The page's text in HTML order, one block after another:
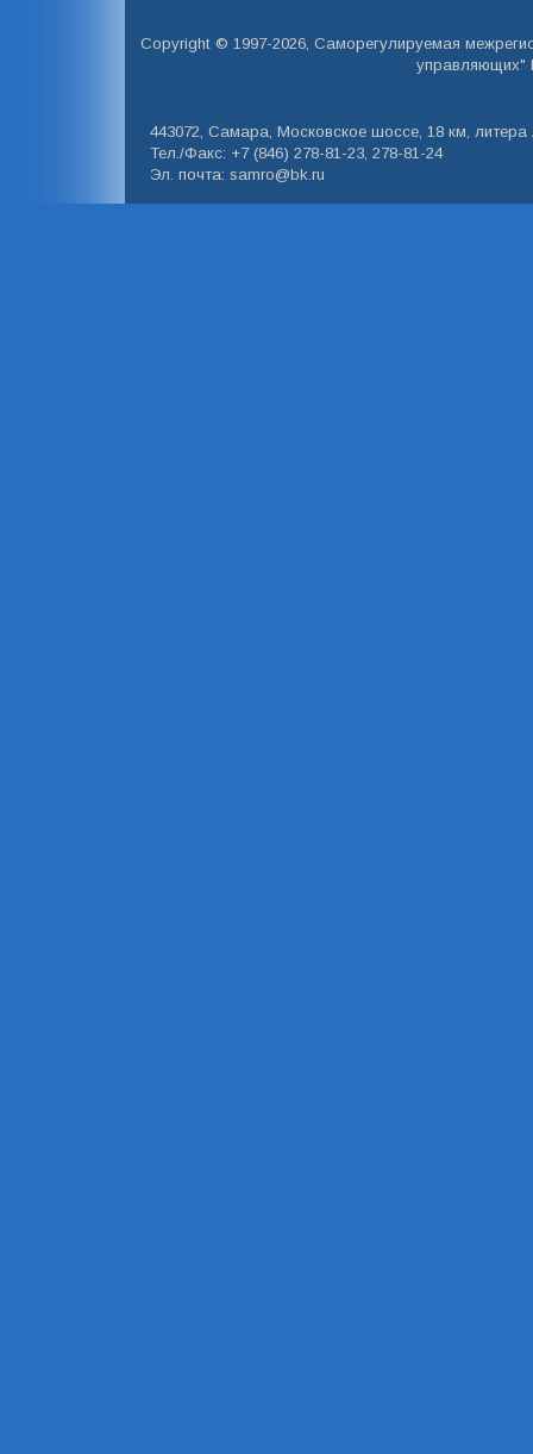
Copyright © 1997-2026, Саморегулируемая
управляющих"
443072, Самара, Московское шоссе, 18 км, литера
Тел./Факс: +7 (846) 278-81-23, 278-81-24
Эл. почта: samro@bk.ru